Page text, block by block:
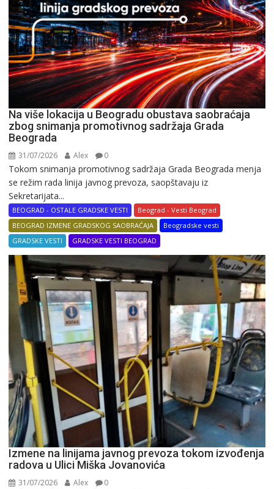
Na više lokacija u Beogradu obustava saobraćaja
zbog snimanja promotivnog sadržaja Grada
Beograda
31/07/2026 Alex 0
Tokom snimanja promotivnog sadržaja Grada Beograda menja
se režim rada linija javnog prevoza, saopštavaju iz
Sekretarijata...
BEOGRAD - OSTALE GRADSKE VESTI
Beograd - Vesti Beograd
BEOGRAD IZMENE GRADSKOG SAOBRAĆAJA
Beogradske vesti
GRADSKE VESTI
GRADSKE VESTI BEOGRAD
Izmene na linijama javnog prevoza tokom izvođenja
radova u Ulici Miška Jovanovića
31/07/2026 Alex 0